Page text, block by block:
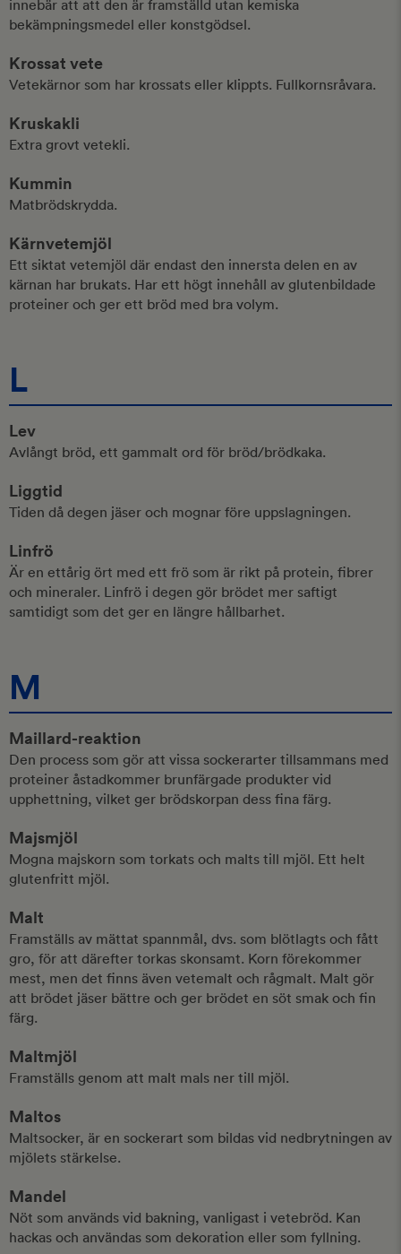
innebär att att den är framställd utan kemiska
bekämpningsmedel eller konstgödsel.
Krossat vete
Vetekärnor som har krossats eller klippts. Fullkornsråvara.
Kruskakli
Extra grovt vetekli.
Kummin
Matbrödskrydda.
Kärnvetemjöl
Ett siktat vetemjöl där endast den innersta delen en av
kärnan har brukats. Har ett högt innehåll av glutenbildade
proteiner och ger ett bröd med bra volym.
L
Lev
Avlångt bröd, ett gammalt ord för bröd/brödkaka.
Liggtid
Tiden då degen jäser och mognar före uppslagningen.
Linfrö
Är en ettårig ört med ett frö som är rikt på protein, fibrer
och mineraler. Linfrö i degen gör brödet mer saftigt
samtidigt som det ger en längre hållbarhet.
M
Maillard-reaktion
Den process som gör att vissa sockerarter tillsammans med
proteiner åstadkommer brunfärgade produkter vid
upphettning, vilket ger brödskorpan dess fina färg.
Majsmjöl
Mogna majskorn som torkats och malts till mjöl. Ett helt
glutenfritt mjöl.
Malt
Framställs av mättat spannmål, dvs. som blötlagts och fått
gro, för att därefter torkas skonsamt. Korn förekommer
mest, men det finns även vetemalt och rågmalt. Malt gör
att brödet jäser bättre och ger brödet en söt smak och fin
färg.
Maltmjöl
Framställs genom att malt mals ner till mjöl.
Maltos
Maltsocker, är en sockerart som bildas vid nedbrytningen av
mjölets stärkelse.
Mandel
Nöt som används vid bakning, vanligast i vetebröd. Kan
hackas och användas som dekoration eller som fyllning.